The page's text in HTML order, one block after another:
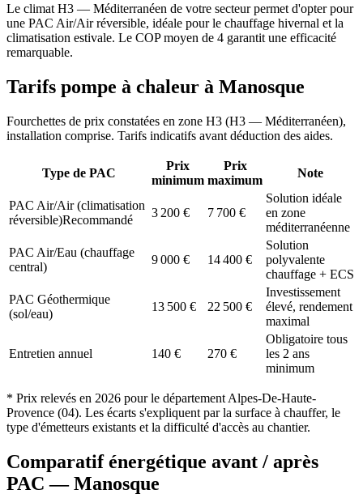
Le climat H3 — Méditerranéen de votre secteur permet d'opter pour
une PAC Air/Air réversible, idéale pour le chauffage hivernal et la
climatisation estivale. Le COP moyen de 4 garantit une efficacité
remarquable.
Tarifs pompe à chaleur à Manosque
Fourchettes de prix constatées en zone H3 (H3 — Méditerranéen),
installation comprise. Tarifs indicatifs avant déduction des aides.
Type de PAC
Prix
minimum
Prix
maximum
Note
PAC Air/Air (climatisation
réversible)Recommandé
3 200 € 7 700 €
Solution idéale
en zone
méditerranéenne
PAC Air/Eau (chauffage
central)
9 000 € 14 400 €
Solution
polyvalente
chauffage + ECS
PAC Géothermique
(sol/eau)
13 500 € 22 500 €
Investissement
élevé, rendement
maximal
Entretien annuel 140 € 270 €
Obligatoire tous
les 2 ans
minimum
* Prix relevés en 2026 pour le département Alpes-De-Haute-
Provence (04). Les écarts s'expliquent par la surface à chauffer, le
type d'émetteurs existants et la difficulté d'accès au chantier.
Comparatif énergétique avant / après
PAC —Manosque